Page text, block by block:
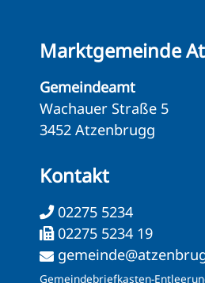
Marktgemeinde
Gemeindeamt
Wachauer Straße 5
3452 Atzenbrugg
Kontakt
02275 5234
02275 5234 19
Gemeindebriefkasten-